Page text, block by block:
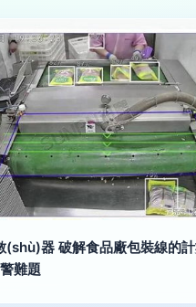
(shù)器 破解食品廠包裝線的
難題